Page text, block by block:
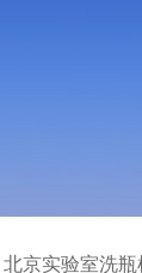
北京实验室洗瓶